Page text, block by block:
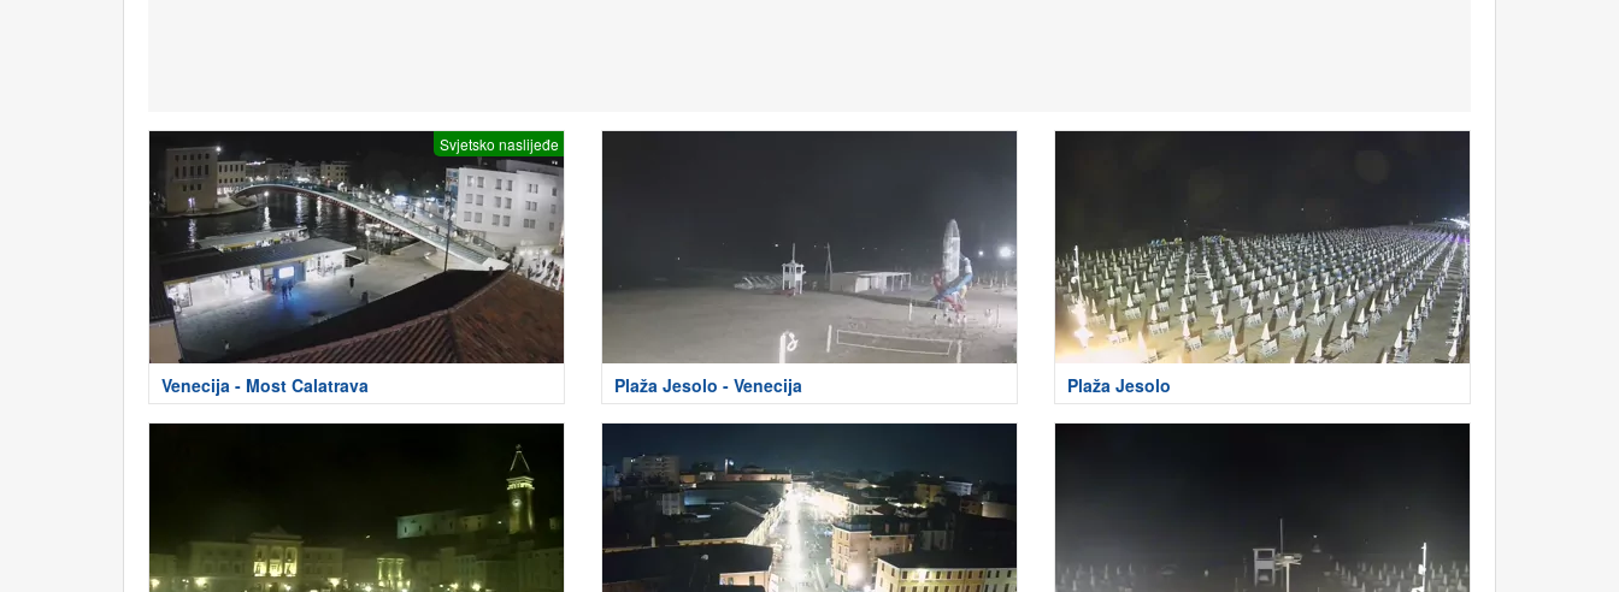
Svjetsko naslijeđe
Venecija - Most Calatrava Plaža Jesolo - Venecija Plaža Jesolo